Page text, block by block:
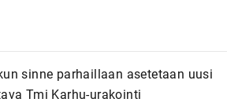
sinne parhaillaan asetetaan uusi
Tmi Karhu-urakointi